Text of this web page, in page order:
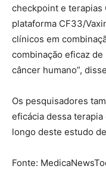
checkpoint e terapias
plataforma CF33/
clínicos em
combinação eficaz
câncer humano”,
Os pesquisadores
eficácia dessa
longo deste estudo
Fonte: